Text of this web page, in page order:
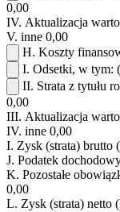
0,00
IV. Aktualizacja
V. inne 0,00
H. Koszty
I. Odsetki, w tym:
II. Strata z tytułu
0,00
III. Aktualizacja
IV. inne 0,00
I. Zysk (strata) brutto
J. Podatek
K. Pozostałe
0,00
L. Zysk (strata) netto